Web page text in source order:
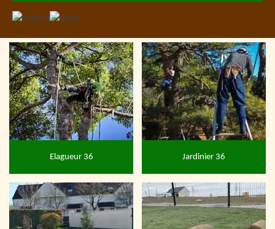
Elagueur 36 Jardinier 36